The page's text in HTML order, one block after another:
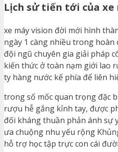
Lịch sử tiến tới của
xe máy vision đời mới hình
ngày 1 càng nhiều trong
đội ngũ chuyên gia giải pháp
kiến thức ở toàn nạm giới lao
ty hàng nước kế phía để liên
trong số mốc quan trọng đặc
rượu hễ gắng kỉnh tay, được
đối kháng thuần phản ánh sự
ưa chuộng nhu yếu rộng
hỗ trợ học tập trực con cái